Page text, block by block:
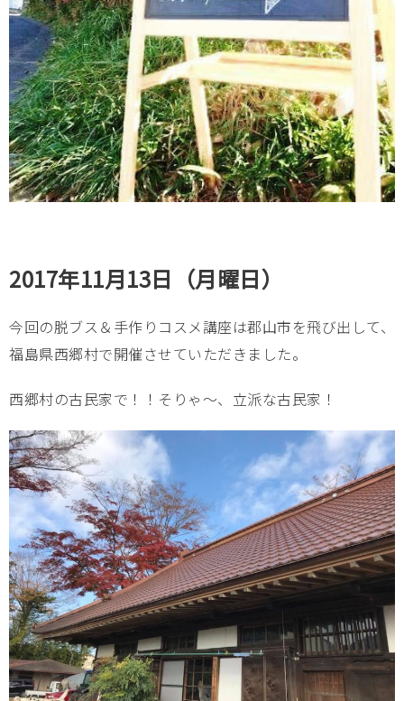
2017年11月13日（月曜日）
今回の脱ブス＆手作りコスメ講座は郡山市を飛び出して、
福島県西郷村で開催させていただきました。
西郷村の古民家で！！そりゃ～、立派な古民家！